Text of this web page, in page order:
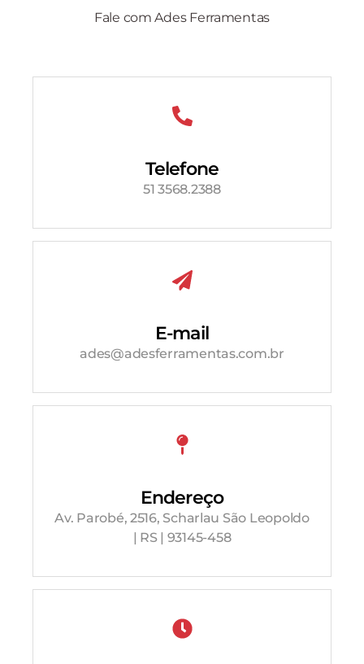
Fale com Ades Ferramentas
Telefone
51 3568.2388
E-mail
ades@adesferramentas.com.br
Endereço
Av. Parobé, 2516, Scharlau São Leopoldo
| RS | 93145-458